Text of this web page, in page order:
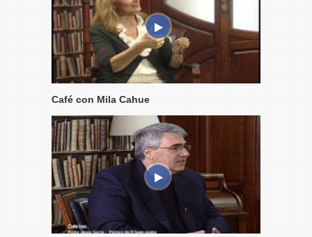
Café con Mila Cahue